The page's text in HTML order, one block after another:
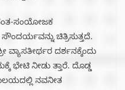
ಸಂಯೋಜಕ
ಚಿತ್ರಿಸುತ್ತದೆ.
ವ್ಯಾಸತೀರ್ಥರ ದರ್ಶನಕ್ಕೆಂದು
ಭೇಟಿ ನೀಡು ತ್ತಾರೆ. ದೊಡ್ಡ
ನವನೀತ